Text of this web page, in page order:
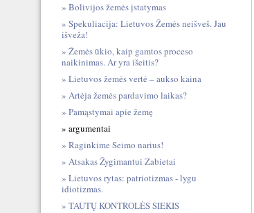
Bolivijos žemės įstatymas
Spekuliacija: Lietuvos Žemės neišveš. Jau
išveža!
Žemės ūkio, kaip gamtos proceso
naikinimas. Ar yra išeitis?
Lietuvos žemės vertė – aukso kaina
Artėja žemės pardavimo laikas?
Pamąstymai apie žemę
argumentai
Raginkime Seimo narius!
Atsakas Žygimantui Zabietai
Lietuvos rytas: patriotizmas - lygu
idiotizmas.
TAUTŲ KONTROLĖS SIEKIS